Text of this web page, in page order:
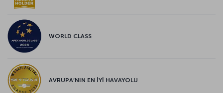
WORLD CLASS
AVRUPA’NIN EN İYİ HAVAYOLU